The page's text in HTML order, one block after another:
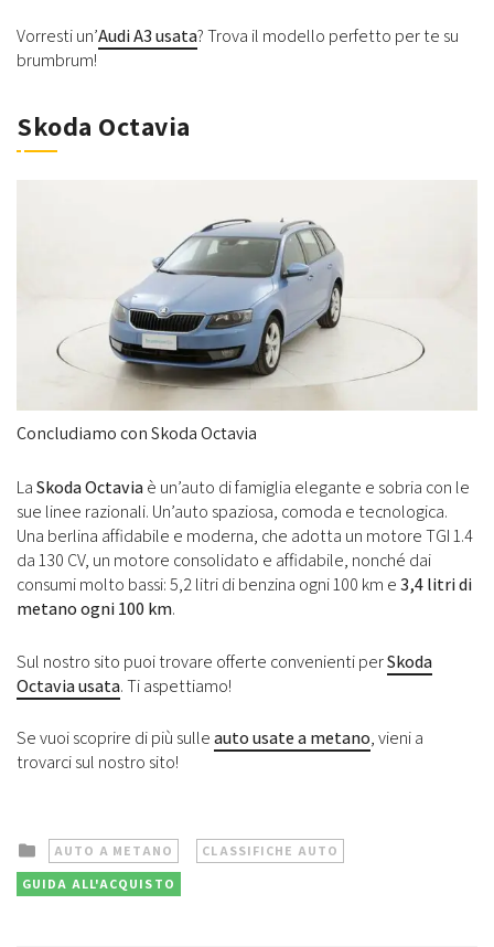
Vorresti un’Audi A3 usata? Trova il modello perfetto per te su
brumbrum!
Skoda Octavia
Concludiamo con Skoda Octavia
LaSkoda Octaviaè un’auto di famiglia elegante e sobria con le
sue linee razionali. Un’auto spaziosa, comoda e tecnologica.
Una berlina affidabile e moderna, che adotta un motore TGI 1.4
da 130 CV, un motore consolidato e affidabile, nonché dai
consumi molto bassi: 5,2 litri di benzina ogni 100 km e3,4 litri di
metano ogni 100 km.
Sul nostro sito puoi trovare offerte convenienti perSkoda
Octavia usata. Ti aspettiamo!
Se vuoi scoprire di più sulleauto usate a metano, vieni a
trovarci sul nostro sito!
Posted
in
AUTO A METANO
CLASSIFICHE AUTO
GUIDA ALL'ACQUISTO